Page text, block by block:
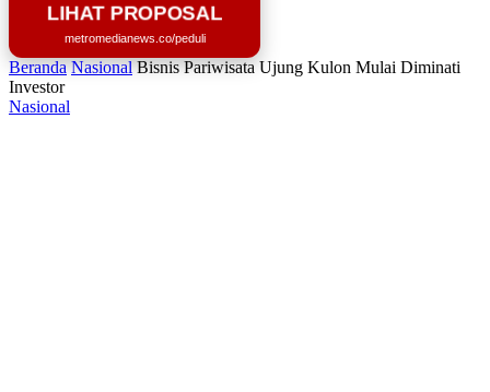
LIHAT PROPOSAL
metromedianews.co/peduli
Beranda Nasional Bisnis Pariwisata Ujung Kulon Mulai Diminati
Investor
Nasional